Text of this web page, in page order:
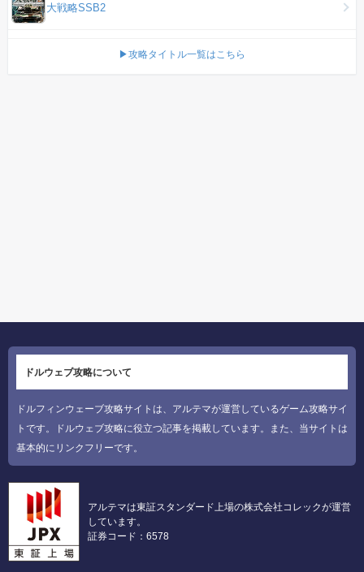
大戦略SSB2
▶攻略タイトル一覧はこちら
ドルウェブ攻略について
ドルフィンウェーブ攻略サイトは、アルテマが運営しているゲーム攻略サイ
トです。ドルウェブ攻略に役立つ記事を掲載しています。また、当サイトは
基本的にリンクフリーです。
アルテマは東証スタンダード上場の株式会社コレックが運営
しています。
証券コード：6578